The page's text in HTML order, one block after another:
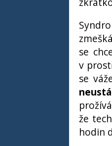
se
v
se
že
hodin